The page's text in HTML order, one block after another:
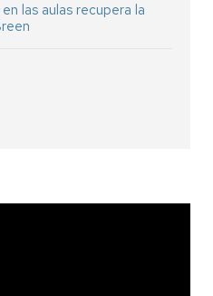
las aulas recupera la